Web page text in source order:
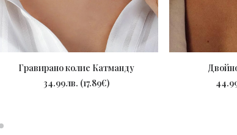
Гравирано колие Катманду
34.99лв. (17.89€)